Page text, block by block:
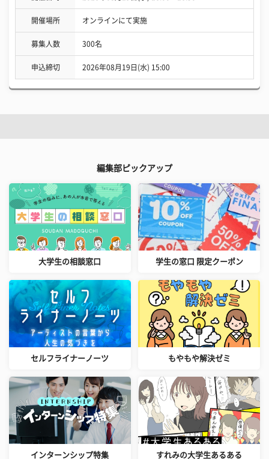
開催場所 オンラインにて実施
募集人数 300名
申込締切 2026年08月19日(水) 15:00
編集部ピックアップ
大学生の相談窓口 学生の窓口 限定クーポン
セルフライナーノーツ もやもや解決ゼミ
インターンシップ特集 すれみの大学生あるある